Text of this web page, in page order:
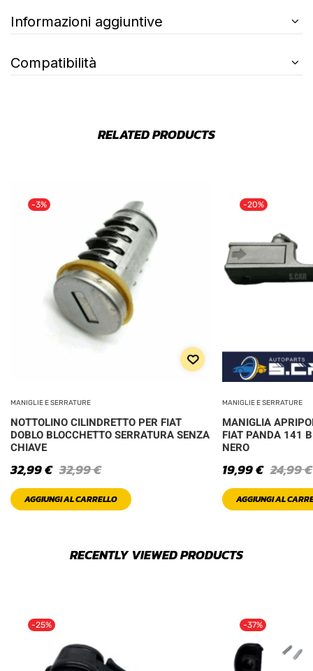
Informazioni aggiuntive
Compatibilità
RELATED PRODUCTS
-3%
MANIGLIE E SERRATURE
NOTTOLINO CILINDRETTO PER FIAT
DOBLO BLOCCHETTO SERRATURA SENZA
CHIAVE
32,99€
32,99€
AGGIUNGI AL CARRELLO
-20%
MANIGLIE E SERRATURE
MANIGLIA
FIAT PANDA 141
NERO
24,99€
19,99€
AGGIUNGI AL
RECENTLY VIEWED PRODUCTS
-25% -37%